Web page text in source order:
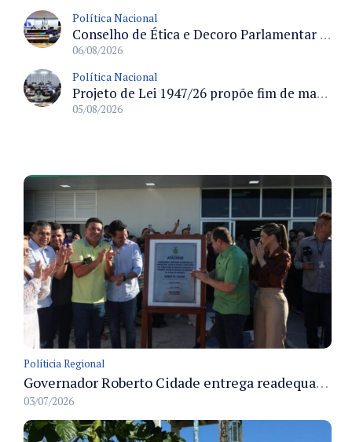
Política Nacional
Conselho de Ética e Decoro Parlamentar analisa representações e oitivas agendadas para terça (11)
06/08/2026
Política Nacional
Projeto de Lei 1947/26 propõe fim de margens para cartão de crédito e consignado do INSS
05/08/2026
Políticia Regional
Governador Roberto Cidade entrega readequação do ambulatório da FCecon e amplia capacidade de atendimento oncológico em Manaus
03/07/2026